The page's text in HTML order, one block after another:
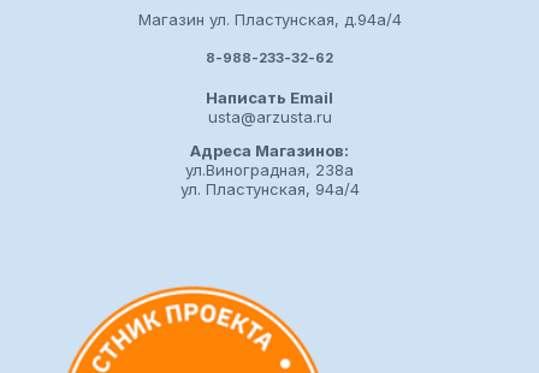
Магазин ул. Пластунская, д.94а/4
8-988-233-32-62
Написать Email
usta@arzusta.ru
Адреса Магазинов:
ул.Виноградная, 238а
ул. Пластунская, 94а/4